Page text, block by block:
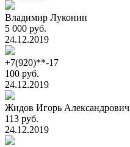
Владимир Луконин
5 000 руб.
24.12.2019
+7(920)**-17
100 руб.
24.12.2019
Жидов Игорь Александрович
113 руб.
24.12.2019